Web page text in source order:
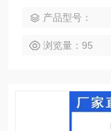
作为波长极短的电
电离损伤，因此对
产品型号：
浏览量：95